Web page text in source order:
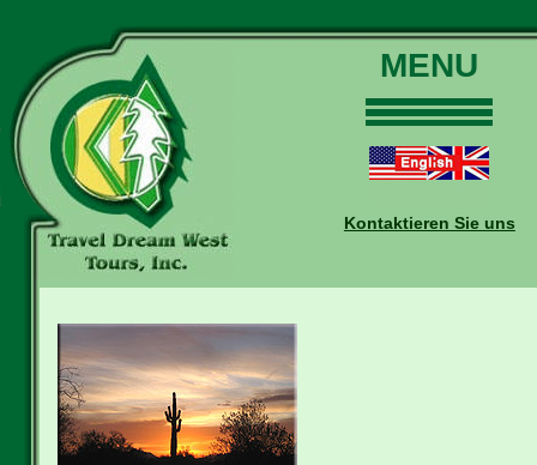
MENU
Touren
Daten und Preise
Buchungen
Kontaktieren Sie uns